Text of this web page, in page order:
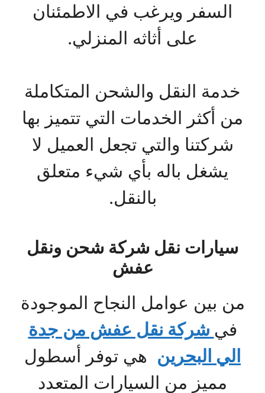
السفر ويرغب في الاطمئنان
على أثاثه المنزلي.
خدمة النقل والشحن المتكاملة
من أكثر الخدمات التي تتميز بها
شركتنا والتي تجعل العميل لا
يشغل باله بأي شيء متعلق
بالنقل.
سيارات نقل شركة شحن ونقل
عفش
من بين عوامل النجاح الموجودة
في شركة نقل عفش من جدة
الي البحرين هي توفر أسطول
مميز من السيارات المتعدد